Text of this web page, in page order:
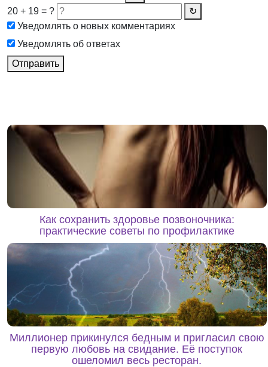
20 + 19 = ?
↻
Уведомлять о новых комментариях
Уведомлять об ответах
Отправить
Как сохранить здоровье позвоночника:
практические советы по профилактике
Миллионер прикинулся бедным и пригласил свою
первую любовь на свидание. Её поступок
ошеломил весь ресторан.